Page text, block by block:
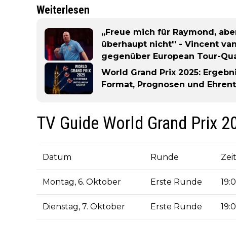
Weiterlesen
„Freue mich für Raymond,
überhaupt nicht'' - Vincent
gegenüber European Tour-
World Grand Prix 2025:
Format, Prognosen und
TV Guide World Grand Prix
Datum Runde Zeit
Montag, 6. Oktober Erste Runde
Dienstag, 7. Oktober Erste Runde